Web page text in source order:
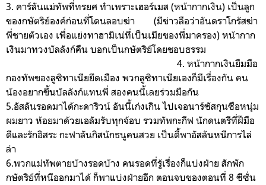
3. คาร์ลันแม่ทัพที่ทรยศ ทำเพราะเฮอร์เมส (หน้ากากเงิน) เป็นลูก
ของกษัตริย์องค์ก่อนที่โดนลอบฆ่า (มีข่าวลือว่าอันดราโกรัสฆ่า
พี่ชายตัวเอง เพื่อแย่งทาฮามิเน่ที่เป็นเมียของพี่มาครอง) หน้ากาก
เงินมาทวงบัลลังก์คืน บอกเป็นกษัตริย์โดยชอบธรรม
4. หน้ากากเงินยืมมือ
กองทัพของลูซิทาเนียยึดเมืิอง พวกลูซิทาเนียเองก็มีเรื่องกัน คน
น้องอยากขึ้นบัลลังก์แทนพี่ สองคนนี้เลยร่วมมือกัน
5.อัสลันรอดมาได้กะดาริวน์ อันนี้เก่งเกิน ไปเจอนาร์ซัสกุนซือหนุ่ม
ผมยาว ห้อยมาด้วยเอลัมรับทุกจ้อบ รวมทัพกะกีฟ นักดนตรีที่ฝีมือ
ดีและรักอิสระ กะฟาลันกิสนักธนูคนสวย เป็นตี้พาอัสลันหนีการไล่
ล่า
6.พวกแม่ทัพตายบ้างรอดบ้าง คนรอดที่รู้เรื่องก็แบ่งฝ่าย สักพัก
กษัตริย์ที่หนีออกมาได้ ก็พาแบ่งฝ่ายอีก ตอนจบของตอนที่ 8 ซีซั่น